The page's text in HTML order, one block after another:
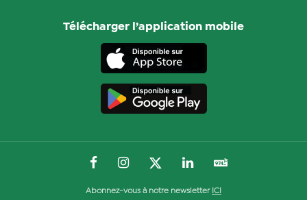
Télécharger l’application mobile
Abonnez-vous à notre newsletter ICI